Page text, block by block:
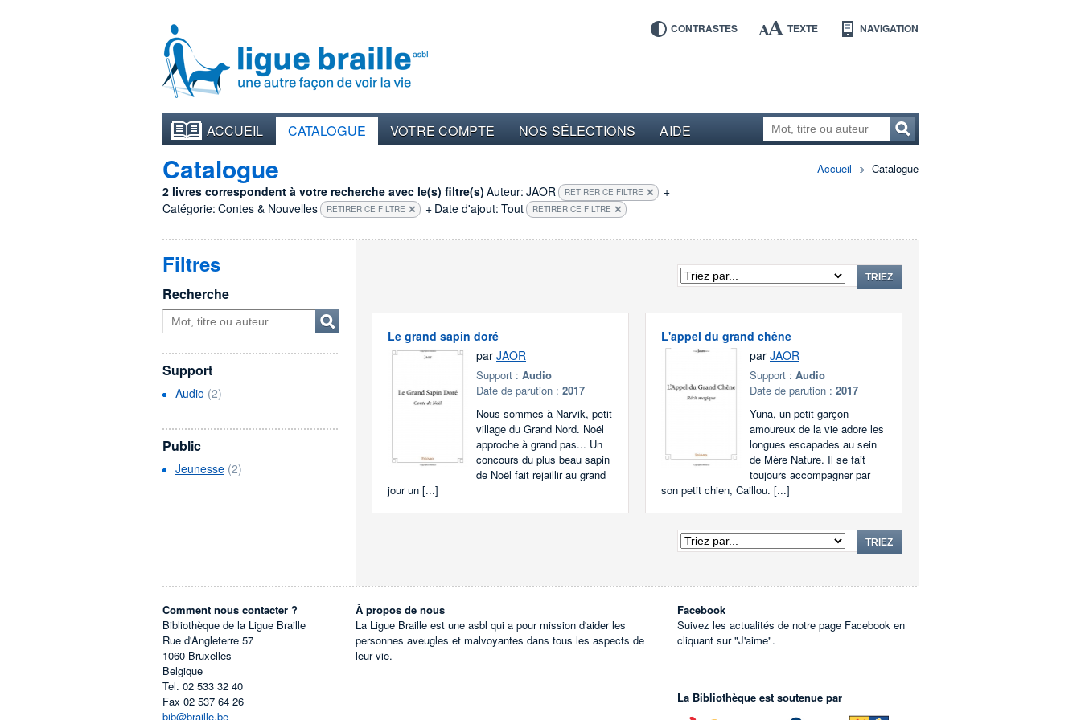
CONTRASTES TEXTE NAVIGATION
ACCUEIL CATALOGUE VOTRE COMPTE NOS SÉLECTIONS AIDE
Accueil Catalogue
Catalogue
2 livres correspondent à votre recherche avec le(s) filtre(s) Auteur: JAOR RETIRER CE FILTRE
+
Catégorie: Contes & Nouvelles RETIRER CE FILTRE + Date d'ajout: Tout RETIRER CE FILTRE
TRIEZ
Le grand sapin doré
parJAOR
Support :Audio
Date de parution :2017
Nous sommes à Narvik, petit
village du Grand Nord. Noël
approche à grand pas... Un
concours du plus beau sapin
de Noël fait rejaillir au grand
jour un [...]
L'appel du grand chêne
par JAOR
Support : Audio
Date de parution : 2017
Yuna, un petit garçon
amoureux de la vie adore les
longues escapades au sein
de Mère Nature. Il se fait
toujours accompagner par
son petit chien, Caillou. [...]
TRIEZ
Filtres
Recherche
Support
Audio (2)
Public
Jeunesse (2)
Comment nous contacter ?
Bibliothèque de la Ligue Braille
Rue d'Angleterre 57
1060 Bruxelles
Belgique
Tel. 02 533 32 40
Fax 02 537 64 26
bib@braille.be
À propos de nous
La Ligue Braille est une asbl qui a pour mission d'aider les
personnes aveugles et malvoyantes dans tous les aspects de
leur vie.
Facebook
Suivez les actualités de notre page Facebook en
cliquant sur "J'aime".
La Bibliothèque est soutenue par